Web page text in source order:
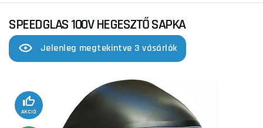
SPEEDGLAS 100V HEGESZTŐ SAPKA
Jelenleg megtekintve 3 vásárlók
AKCIÓ